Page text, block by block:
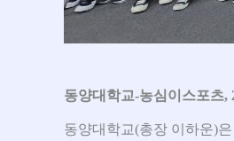
동양대학교-농심이스포츠,
동양대학교(총장 이하운)